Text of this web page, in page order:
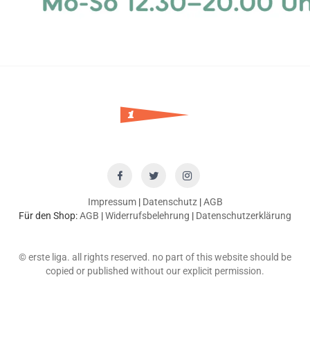
Impressum| Datenschutz|AGB
Für den Shop:AGB |Widerrufsbelehrung | Datenschutzerklärung
© erste liga. all rights reserved. no part of this website should be
copied or published without our explicit permission.